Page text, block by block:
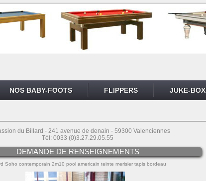
NOS BABY-FOOTS FLIPPERS JUKE-BOX
du Billard - 241 avenue de denain - 59300 Valenciennes
Tél: 0033 (0)3.27.29.05.55
DEMANDE DE RENSEIGNEMENTS
Soho contemporain 2m10 pool americain teinte merisier tapis bordeau